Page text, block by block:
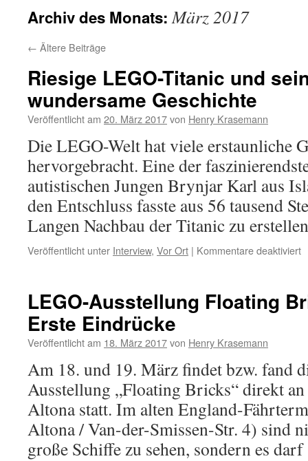
Archiv des Monats:März 2017
← Ältere Beiträge
Riesige LEGO-Titanic und
wundersame Geschichte
Veröffentlicht am 20. März 2017von Henry Krasemann
Die LEGO-Welt hat viele erstaunliche
hervorgebracht. Eine der
autistischen Jungen Brynjar Karl aus
den Entschluss fasste aus 56 tausend
Langen Nachbau der Titanic zu
Veröffentlicht unter Interview, Vor Ort | Kommentare deaktiviert
LEGO-Ausstellung Floating
Erste Eindrücke
Veröffentlicht am 18. März 2017von Henry Krasemann
Am 18. und 19. März findet bzw. fand
Ausstellung „Floating Bricks“ direkt
Altona statt. Im alten England-
Altona / Van-der-Smissen-Str. 4) sind
große Schiffe zu sehen, sondern es